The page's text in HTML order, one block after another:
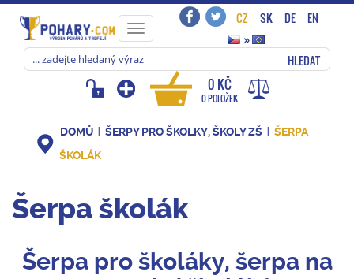
Toggle
navigation
CZ SK DE
EN
»
HLEDAT
0 KČ
0 POLOŽEK
DOMŮ ŠERPY PRO ŠKOLKY, ŠKOLY ZŠ
ŠERPA
ŠKOLÁK
Šerpa školák
Šerpa pro školáky, šerpa na